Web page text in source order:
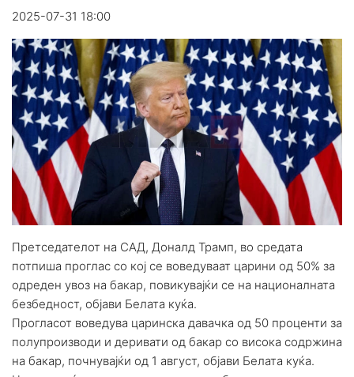
2025-07-31 18:00
Претседателот на САД, Доналд Трамп, во средата
потпиша проглас со кој се воведуваат царини од 50% за
одреден увоз на бакар, повикувајќи се на националната
безбедност, објави Белата куќа.
Прогласот воведува царинска давачка од 50 проценти за
полупроизводи и деривати од бакар со висока содржина
на бакар, почнувајќи од 1 август, објави Белата куќа.